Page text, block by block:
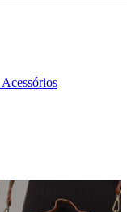
Acessórios